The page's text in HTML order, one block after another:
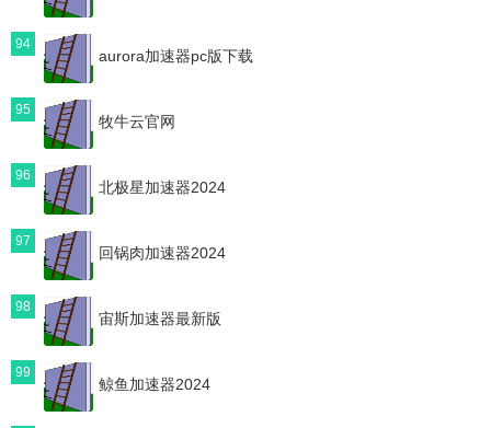
94
aurora加速器pc版下载
95
牧牛云官网
96
北极星加速器2024
97
回锅肉加速器2024
98
宙斯加速器最新版
99
鲸鱼加速器2024